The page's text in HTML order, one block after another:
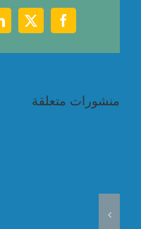
Facebook
X
منشورات متعلقة